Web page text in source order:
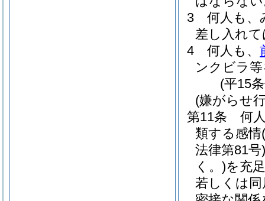
3
何人も、
差し入れ
4
何人も、
ンクビラ
(平15
(嫌がらせ
第11条
何
類する感情
法律第81号)
く。)を充
若しくは